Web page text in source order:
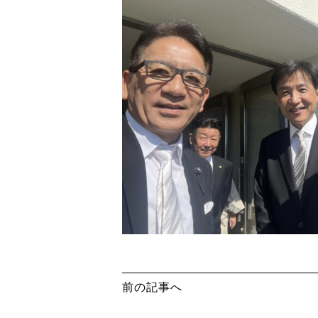
前の記事へ